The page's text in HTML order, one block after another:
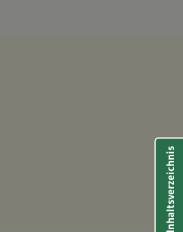
Inhaltsverzeichnis